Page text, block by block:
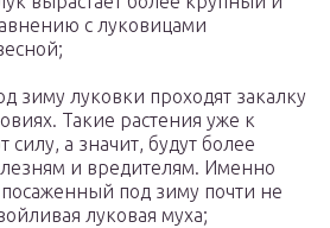
с луковицами
зиму луковки проходят закалку
Такие растения уже к
силу, а значит, будут более
и вредителям. Именно
посаженный под зиму почти не
луковая муха;